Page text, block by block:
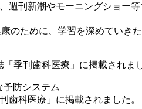
週刊新潮やモーニングショー
のために、学習を深めていきた
「季刊歯科医療」に掲載されま
防システム
歯科医療」に掲載されました。